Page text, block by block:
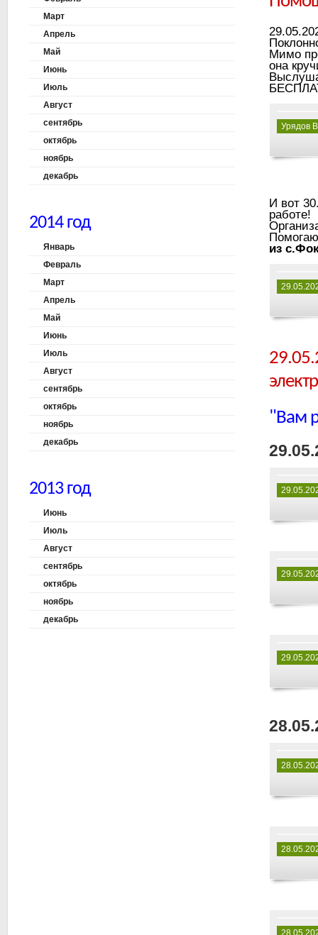
Мимо
она
Урядов
И вот
работе!
из
"Вам
Март
Апрель
Май
Июнь
Июль
Август
сентябрь
октябрь
ноябрь
декабрь
2014 год
Январь
Февраль
Март
Апрель
Май
Июнь
Июль
Август
сентябрь
октябрь
ноябрь
декабрь
2013 год
Июнь
Июль
Август
сентябрь
октябрь
ноябрь
декабрь